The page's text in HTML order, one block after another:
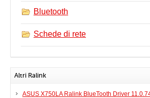
Bluetooth
Schede di rete
Altri Ralink
ASUS X750LA Ralink BlueTooth Driver